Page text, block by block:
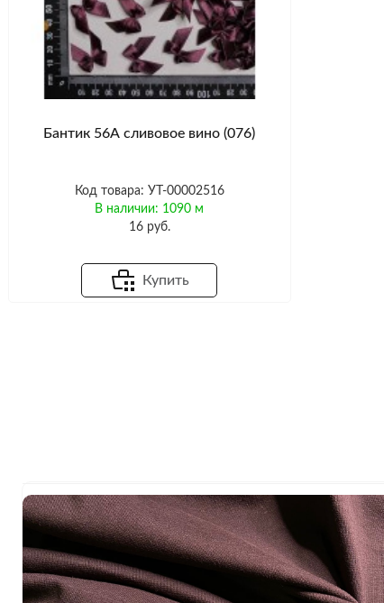
Бантик 56А сливовое вино (076)
Код товара: УТ-00002516
В наличии: 1090 м
16 руб.
Купить